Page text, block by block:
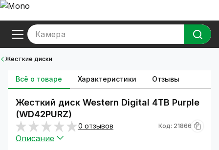
Камера
Жесткие диски
Всё о товаре Характеристики Отзывы
Жесткий диск Western Digital 4TB Purple
(WD42PURZ)
0 отзывов Код: 21866
Описание